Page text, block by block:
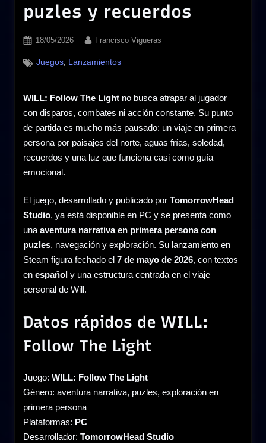
puzles y recuerdos
Posted
18/05/2026 By
Francisco Vigueras
Juegos, Lanzamientos
WILL: Follow The Light no busca atrapar al jugador
con disparos, combates ni acción constante. Su punto
de partida es mucho más pausado: un viaje en primera
persona por paisajes del norte, aguas frías, soledad,
recuerdos y una luz que funciona casi como guía
emocional.
El juego, desarrollado y publicado por TomorrowHead
Studio, ya está disponible en PC y se presenta como
unaaventura narrativa en primera persona con
puzles, navegación y exploración. Su lanzamiento en
Steam figura fechado el 7 de mayo de 2026, con textos
en español y una estructura centrada en el viaje
personal de Will.
Datos rápidos de WILL:
Follow The Light
Juego: WILL: Follow The Light
Género: aventura narrativa, puzles, exploración en
primera persona
Plataformas: PC
Desarrollador: TomorrowHead Studio